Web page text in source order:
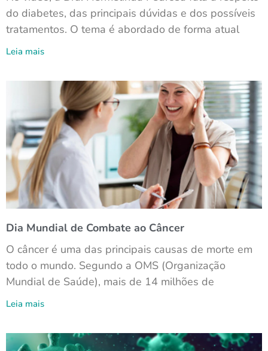
do diabetes, das principais dúvidas e dos possíveis
tratamentos. O tema é abordado de forma atual
Leia mais
Dia Mundial de Combate ao Câncer
O câncer é uma das principais causas de morte em
todo o mundo. Segundo a OMS (Organização
Mundial de Saúde), mais de 14 milhões de
Leia mais